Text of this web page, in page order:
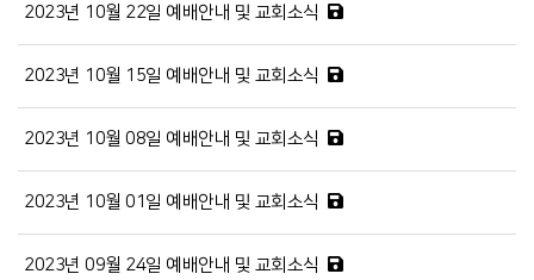
2023년 10월 22일 예배안내 및 교회소식
2023년 10월 15일 예배안내 및 교회소식
2023년 10월 08일 예배안내 및 교회소식
2023년 10월 01일 예배안내 및 교회소식
2023년 09월 24일 예배안내 및 교회소식